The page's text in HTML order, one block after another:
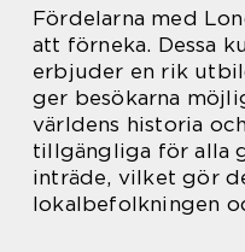
Fördelarna med
att förneka. Dessa
erbjuder en rik
ger besökarna
världens historia
tillgängliga för alla
inträde, vilket gör
lokalbefolkningen